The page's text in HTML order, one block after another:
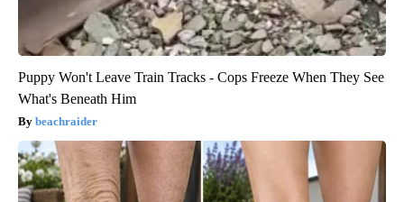
Puppy Won't Leave Train Tracks - Cops Freeze When They See
What's Beneath Him
beachraider